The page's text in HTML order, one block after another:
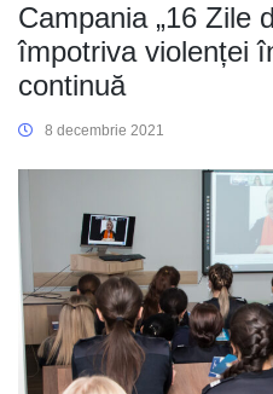
Campania „16 Zile
împotriva violenței
continuă
8 decembrie 2021